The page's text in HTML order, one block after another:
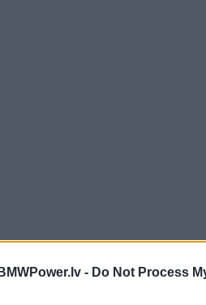
BMWPower.lv - Do Not Process